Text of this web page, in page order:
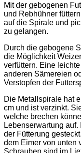
Mit der gebogenen
und Rebhühner
auf die Spirale und
zu gelangen.
Durch die gebogene
die Möglichkeit
verfüttern. Eine
anderen Sämereien
Verstopfen der
Die Metallspirale hat
cm und ist verzinkt.
welche brechen
Lebenserwartung
der Fütterung
dem Eimer von unten
Schrauben sind im